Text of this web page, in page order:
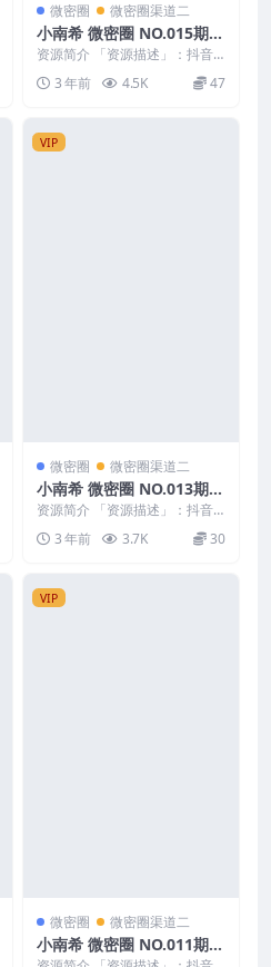
微密圈 微密圈渠道二
小南希 微密圈 NO.015期
最新至：2023.8.8
资源简介 「资源描述」：抖音
小南希 微密圈 NO.015期 【7
P】最新至：2...
3 年前 4.5K 47
VIP
微密圈 微密圈渠道二
小南希 微密圈 NO.013期
最新至：2023.7.6
资源简介 「资源描述」：抖音
小南希 微密圈 NO.013期 【6P6
V】最新至...
3 年前 3.7K 30
VIP
微密圈 微密圈渠道二
小南希 微密圈 NO.011期